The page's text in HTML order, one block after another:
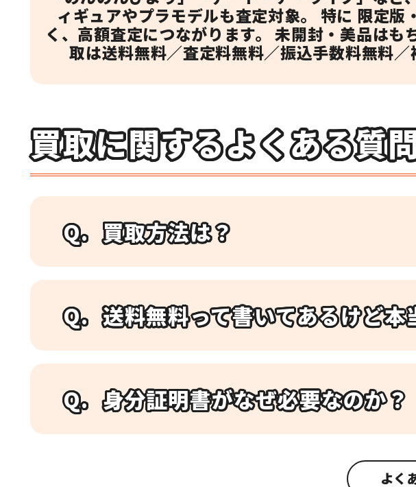
ィギュアやプラモデルも査定対象。 特に 限定
く、高額査定につながります。 未開封・美品は
取は送料無料／査定料無料／振込手数料無料
買取に関するよくある質
買取方法は？
送料無料って書いてあるけど本
身分証明書がなぜ必要なのか？
よく